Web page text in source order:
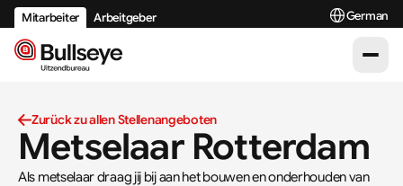
Zurück zu allen Stellenangeboten
Metselaar Rotterdam
Als metselaar draag jij bij aan het bouwen en onderhouden van
Mitarbeiter Arbeitgeber SelectGerman